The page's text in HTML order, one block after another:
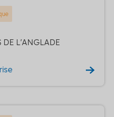
DE L'ANGLADE